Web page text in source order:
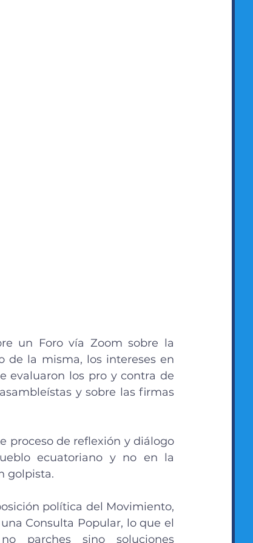
un Foro vía Zoom sobre la
de la misma, los intereses en
evaluaron los pro y contra de
y sobre las firmas
proceso de reflexión y diálogo
ecuatoriano y no en la
golpista.
política del Movimiento,
Consulta Popular, lo que el
parches sino soluciones